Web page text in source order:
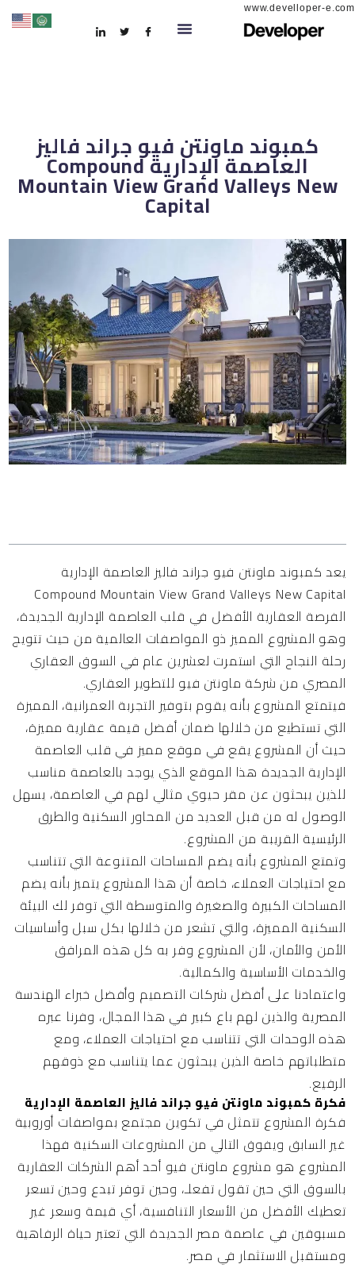
www.develloper-e.com
كمبوند ماونتن فيو جراند فاليز
العاصمة الإدارية Compound
Mountain View Grand Valleys New
Capital
يعد كمبوند ماونتن فيو جراند فاليز العاصمة الإدارية
Compound Mountain View Grand Valleys New Capital
الفرصة العقارية الأفضل في قلب العاصمة الإدارية الجديدة،
وهو المشروع المميز ذو المواصفات العالمية من حيث تتويج
رحلة النجاح التي استمرت لعشرين عام في السوق العقاري
المصري من شركة ماونتن فيو للتطوير العقاري.
فيتمتع المشروع بأنه يقوم بتوفير التجربة العمرانية، المميزة
التي تستطيع من خلالها ضمان أفضل قيمة عقارية مميزة،
حيث أن المشروع يقع في موقع مميز في قلب العاصمة
الإدارية الجديدة هذا الموقع الذي يوجد بالعاصمة مناسب
للذين يبحثون عن مقر حيوي مثالي لهم في العاصمة، يسهل
الوصول له من قبل العديد من المحاور السكنية والطرق
الرئيسية القريبة من المشروع.
وتمتع المشروع بأنه يضم المساحات المتنوعة التي تتناسب
مع احتياجات العملاء، خاصة أن هذا المشروع يتميز بأنه يضم
المساحات الكبيرة والصغيرة والمتوسطة التي توفر لك البيئة
السكنية المميزة، والتي تشعر من خلالها بكل سبل وأساسيات
الأمن والأمان، لأن المشروع وفر به كل هذه المرافق
والخدمات الأساسية والكمالية.
واعتمادنا على أفضل شركات التصميم وأفضل خبراء الهندسة
المصرية والذين لهم باع كبير في هذا المجال، وفرنا عبره
هذه الوحدات التي تتناسب مع احتياجات العملاء، ومع
متطلباتهم خاصة الذين يبحثون عما يتناسب مع ذوقهم
الرفيع.
فكرة كمبوند ماونتن فيو جراند فاليز العاصمة الإدارية
فكرة المشروع تتمثل في تكوين مجتمع بمواصفات أوروبية
غير السابق ويفوق التالي من المشروعات السكنية فهذا
المشروع هو مشروع ماونتن فيو أحد أهم الشركات العقارية
بالسوق التي حين تقول تفعلـ، وحين توفر تبدع وحين تسعر
تعطيك الأفضل من الأسعار التنافسية، أي قيمة وسعر غير
مسبوقين في عاصمة مصر الجديدة التي تعتبر حياة الرفاهية
ومستقبل الاستثمار في مصر.